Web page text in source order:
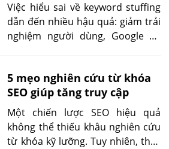
Việc hiểu sai về keyword stuffing
dẫn đến nhiều hậu quả: giảm trải
nghiệm người dùng, Google hạ
này nhờ chiến lược tối ưu thông
minh và bám sát tiêu chuẩn
Google mới nhất.
5 mẹo nghiên cứu từ khóa
SEO giúp tăng truy cập
Một chiến lược SEO hiệu quả
không thể thiếu khâu nghiên cứu
từ khóa kỹ lưỡng. Tuy nhiên, thay